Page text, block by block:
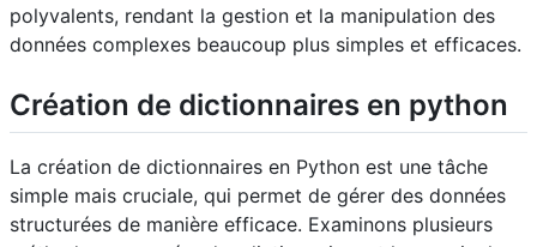
polyvalents, rendant la gestion et la manipulation des
données complexes beaucoup plus simples et efficaces.
Création de dictionnaires en python
La création de dictionnaires en Python est une tâche
simple mais cruciale, qui permet de gérer des données
structurées de manière efficace. Examinons plusieurs